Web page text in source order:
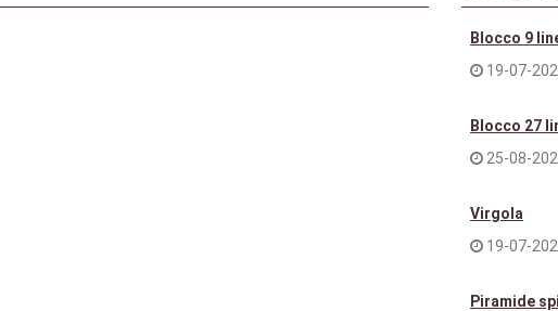
Blocco 9
19-07-
Blocco 27
25-08-
Virgola
19-07-
Piramide